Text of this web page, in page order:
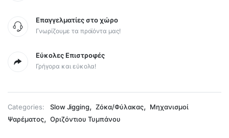
Επαγγελματίες στο χώρο
Γνωρίζουμε τα προϊόντα μας!
Εύκολες Επιστροφές
Γρήγορα και εύκολα!
Categories: Slow Jigging, Ζόκα/Φύλακας,
Μηχανισμοί
Ψαρέματος, Οριζόντιου Τυμπάνου